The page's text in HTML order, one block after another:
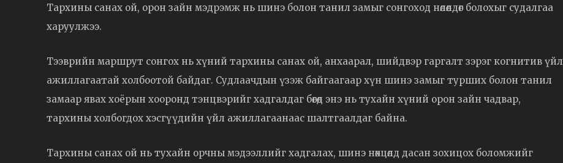
Тархины санах ой, орон зайн мэдрэмж нь шинэ болон танил замыг сонгоход нөлөөлдөг болохыг судалгаа
харуулжээ.
Тээврийн маршрут сонгох нь хүний тархины санах ой, анхаарал, шийдвэр гаргалт зэрэг когнитив үйл
ажиллагаатай холбоотой байдаг. Судлаачдын үзэж байгаагаар хүн шинэ замыг турших болон танил
замаар явах хоёрын хооронд тэнцвэрийг хадгалдаг бөгөөд энэ нь тухайн хүний орон зайн чадвар,
тархины холбогдох хэсгүүдийн үйл ажиллагаанаас шалтгаалдаг байна.
Тархины санах ой нь тухайн орчны мэдээллийг хадгалах, шинэ нөхцөлд дасан зохицох боломжийг